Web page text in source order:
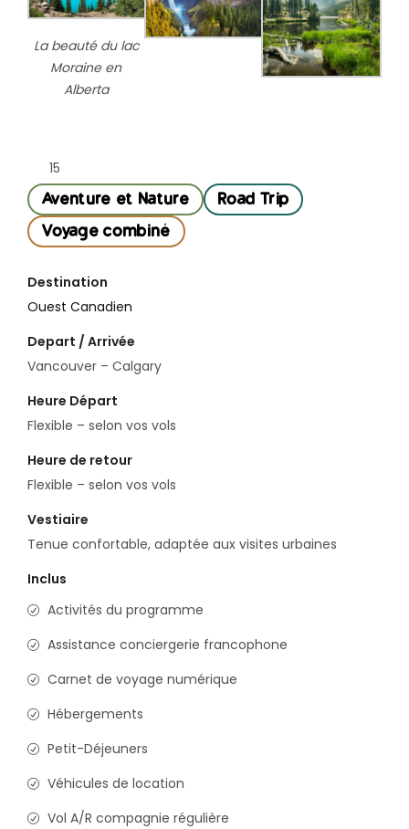
La beauté du lac
Moraine en
Alberta
15
Aventure et Nature
Road Trip
Voyage combiné
Destination
Ouest Canadien
Depart / Arrivée
Vancouver – Calgary
Heure Départ
Flexible – selon vos vols
Heure de retour
Flexible – selon vos vols
Vestiaire
Tenue confortable, adaptée aux visites urbaines
Inclus
Activités du programme
Assistance conciergerie francophone
Carnet de voyage numérique
Hébergements
Petit-Déjeuners
Véhicules de location
Vol A/R compagnie régulière